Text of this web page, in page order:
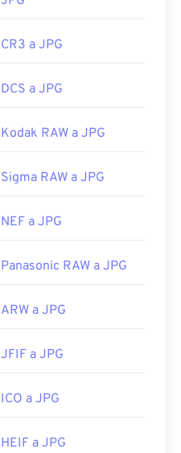
CR3 a JPG
DCS a JPG
Kodak RAW a JPG
Sigma RAW a JPG
NEF a JPG
Panasonic RAW a JPG
ARW a JPG
JFIF a JPG
ICO a JPG
HEIF a JPG